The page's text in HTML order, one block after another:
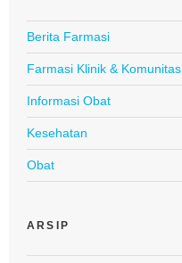
Berita Farmasi
Farmasi Klinik & Komunitas
Informasi Obat
Kesehatan
Obat
ARSIP